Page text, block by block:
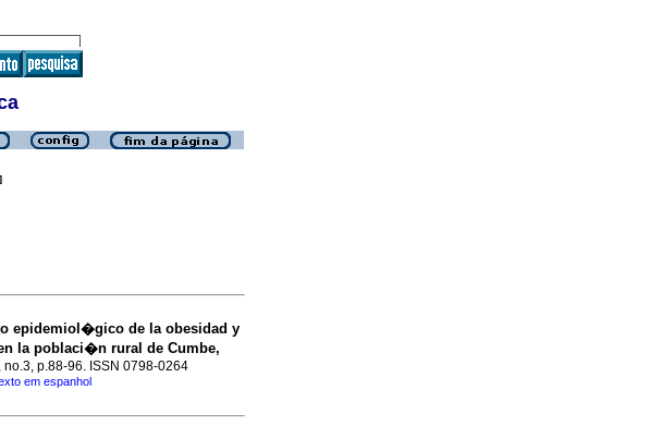
epidemiol�gico de la obesidad y
la poblaci�n rural de Cumbe,
no.3, p.88-96. ISSN 0798-0264
em espanhol